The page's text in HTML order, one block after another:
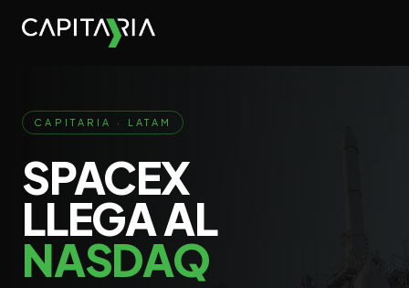
CAPITARIA · LATAM
SPACEX
LLEGA AL
NASDAQ